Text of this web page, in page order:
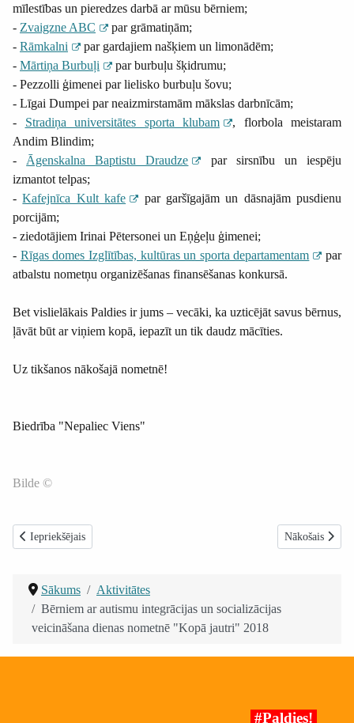
mīlestības un pieredzes darbā ar mūsu bērniem;
- Zvaigzne ABC
par grāmatiņām;
- Rāmkalni
par gardajiem našķiem un limonādēm;
- Mārtiņa Burbuļi
par burbuļu šķidrumu;
- Pezzolli ģimenei par lielisko burbuļu šovu;
- Līgai Dumpei par neaizmirstamām mākslas darbnīcām;
- Stradiņa universitātes sporta klubam
, florbola meistaram
Andim Blindim;
- Āgenskalna Baptistu Draudze
par sirsnību un iespēju
izmantot telpas;
-Kafejnīca Kult kafe
par garšīgajām un dāsnajām pusdienu
porcijām;
- ziedotājiem Irinai Pētersonei un Eņģeļu ģimenei;
- Rīgas domes Izglītības, kultūras un sporta departamentam
par
atbalstu nometņu organizēšanas finansēšanas konkursā.
Bet vislielākais Paldies ir jums – vecāki, ka uzticējāt savus bērnus,
ļāvāt būt ar viņiem kopā, iepazīt un tik daudz mācīties.
Uz tikšanos nākošajā nometnē!
Biedrība "Nepaliec Viens"
Bilde ©
Iepriekšējais raksts: Atklāšanas svētki dienas centram bērniem un
Iepriekšējais Nākamais
Nākošais
Sākums
Aktivitātes
Bērniem ar autismu integrācijas un socializācijas
veicināšana dienas nometnē "Kopā jautri" 2018
#Paldies!